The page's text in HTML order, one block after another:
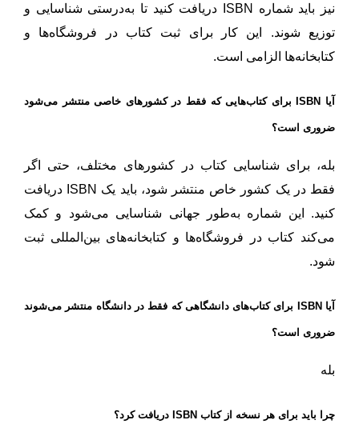
نیز باید شماره ISBN دریافت کنید تا به‌درستی شناسایی و
توزیع شوند. این کار برای ثبت کتاب در فروشگاه‌ها و
کتابخانه‌ها الزامی است.
آیا ISBN برای کتاب‌هایی که فقط در کشورهای خاصی منتشر می‌شود
ضروری است؟
بله، برای شناسایی کتاب در کشورهای مختلف، حتی اگر
فقط در یک کشور خاص منتشر شود، باید یک ISBN دریافت
کنید. این شماره به‌طور جهانی شناسایی می‌شود و کمک
می‌کند کتاب در فروشگاه‌ها و کتابخانه‌های بین‌المللی ثبت
شود.
آیا ISBN برای کتاب‌های دانشگاهی که فقط در دانشگاه منتشر می‌شوند
ضروری است؟
بله
چرا باید برای هر نسخه از کتاب ISBN دریافت کرد؟